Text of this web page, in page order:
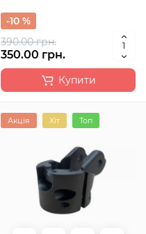
390.00 грн.
-10 %
350.00 грн.
Купити
Акція Хіт Топ